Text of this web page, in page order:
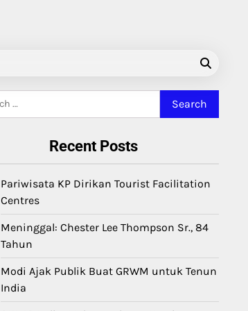
Recent Posts
Pariwisata KP Dirikan Tourist Facilitation
Centres
Meninggal: Chester Lee Thompson Sr., 84
Tahun
Modi Ajak Publik Buat GRWM untuk Tenun
India